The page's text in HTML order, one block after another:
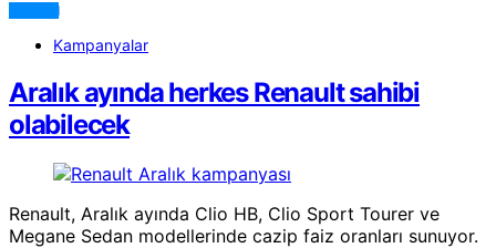
DEVAMI
Kampanyalar
Aralık ayında herkes Renault sahibi
olabilecek
Renault, Aralık ayında Clio HB, Clio Sport Tourer ve
Megane Sedan modellerinde cazip faiz oranları sunuyor.